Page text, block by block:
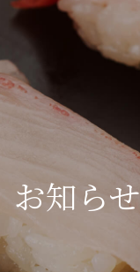
お知らせ